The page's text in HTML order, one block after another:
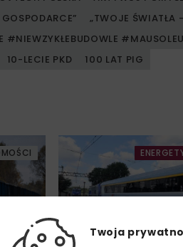
„TWOJE ŚWIATŁA
10-LECIE PKD 100 LAT PIG
Twoja